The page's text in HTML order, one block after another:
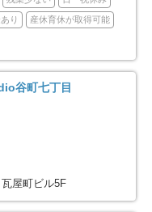
市住之江区 41
市全域 229
北区 39
り 産休育休が取得可能
谷町七丁目
屋町ビル5F